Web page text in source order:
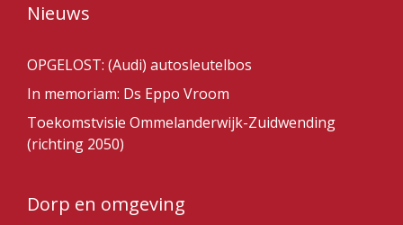
Nieuws
OPGELOST: (Audi) autosleutelbos
In memoriam: Ds Eppo Vroom
Toekomstvisie Ommelanderwijk-Zuidwending
(richting 2050)
Dorp en omgeving